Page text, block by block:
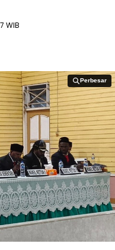
WIB
Perbesar
Perbesar